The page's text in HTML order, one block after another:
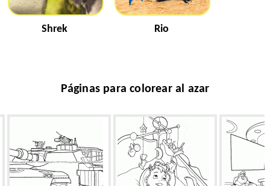
Shrek Rio
Páginas para colorear al azar